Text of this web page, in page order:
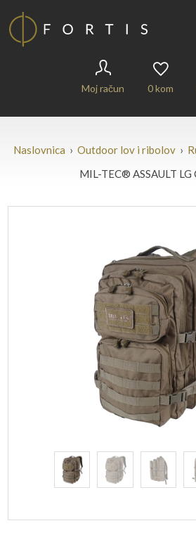
Moj račun 0kom
Naslovnica › Outdoor lov i ribolov ›
MIL-TEC® ASSAULT LG